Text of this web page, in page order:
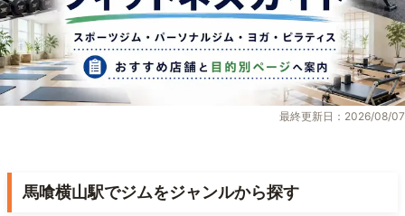
最終更新日：2026/08/07
馬喰横山駅でジムをジャンルから探す